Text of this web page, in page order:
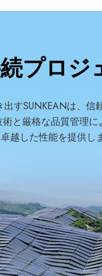
プロ
すSUNKEANは、
と厳格な品質管理
越した性能を提供